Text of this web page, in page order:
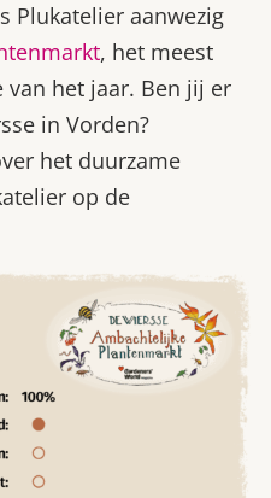
Plukatelier aanwezig
, het meest
het jaar. Ben jij er
in Vorden?
het duurzame
op de